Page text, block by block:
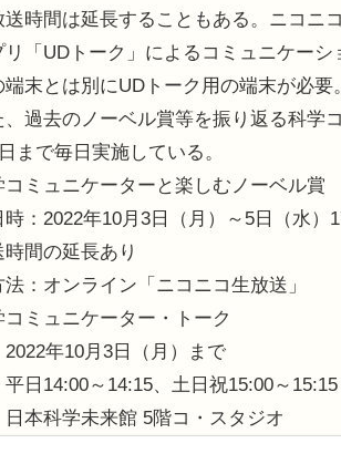
送時間は延長することもある。ニコニ
リ「UDトーク」によるコミュニケー
端末とは別にUDトーク用の端末が必要
過去のノーベル賞等を振り返る科学
まで毎日実施している。
ミュニケーターと楽しむノーベル賞
時：2022年10月3日（月）～5日（水）
間の延長あり
：オンライン「ニコニコ生放送」
ミュニケーター・トーク
2022年10月3日（月）まで
平日14:00～14:15、土日祝15:00～15:15
日本科学未来館 5階コ・スタジオ